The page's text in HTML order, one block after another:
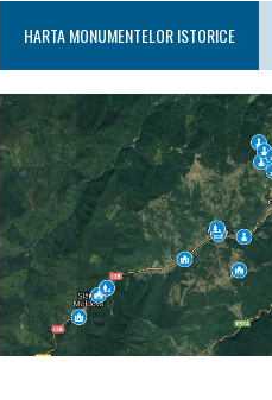
HARTA MONUMENTELOR ISTORICE